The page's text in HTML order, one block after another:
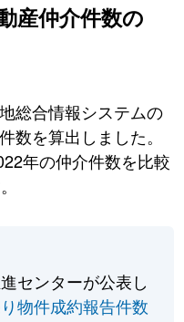
産仲介件数の
総合情報システムの
数を算出しました。
年の仲介件数を比較
センターが公表し
物件成約報告件数